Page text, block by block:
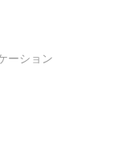
ーション